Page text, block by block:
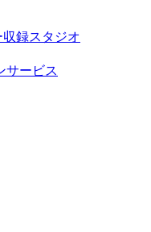
録スタジオ
サービス